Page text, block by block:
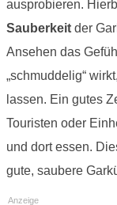
ausprobieren.
Sauberkeit der
Ansehen das
„schmuddelig“
lassen. Ein gutes
Touristen oder
und dort essen.
gute, saubere
Anzeige